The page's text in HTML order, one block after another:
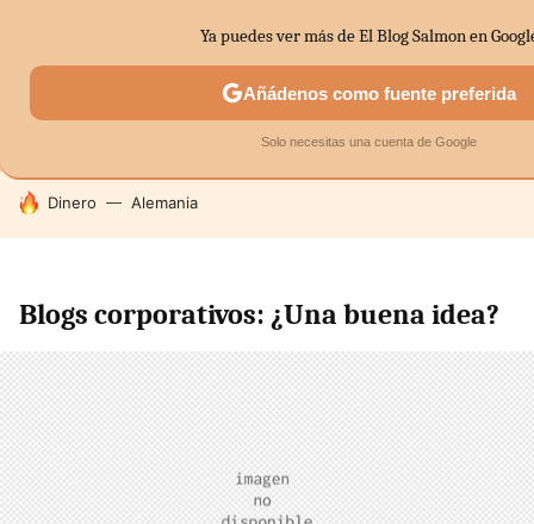
MENÚ NUEVO
ECONOMÍA DOMÉSTICA MERCADOS
HOY SE HABLA DE
Dinero Alemania
Blogs corporativos: ¿Una buena idea?
Ya puedes ver más de El Blog Salmon en
Añádenos como fuente preferida
Solo necesitas una cuenta de Google